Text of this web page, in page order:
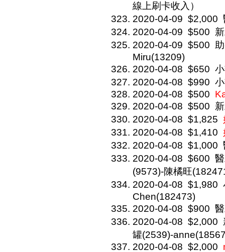
線上刷卡收入）
2020-04-09 $2,000
2020-04-09 $500
2020-04-09 $500
Miru(13209)
2020-04-08 $650
2020-04-08 $990
2020-04-08 $500
2020-04-08 $500
2020-04-08 $1,825
2020-04-08 $1,410
2020-04-08 $1,000
2020-04-08 $600
(9573)-陳橘旺
2020-04-08 $1,980
Chen(182473)
2020-04-08 $900
2020-04-08 $2,000
罐(2539)-
2020-04-08 $2,000